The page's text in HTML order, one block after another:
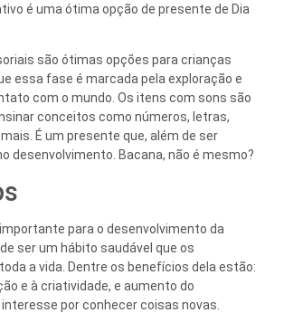
é uma ótima opção de presente de Dia
são ótimas opções para crianças
essa fase é marcada pela exploração e
com o mundo. Os itens com sons são
conceitos como números, letras,
É um presente que, além de ser
desenvolvimento. Bacana, não é mesmo?
para o desenvolvimento da
ser um hábito saudável que os
a vida. Dentre os benefícios dela estão:
e à criatividade, e aumento do
por conhecer coisas novas.